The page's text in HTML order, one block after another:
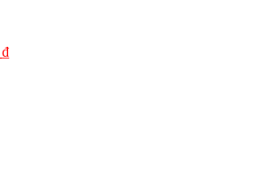
₫Giá